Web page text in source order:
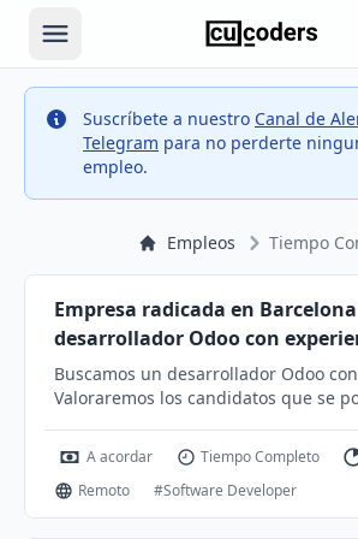
Open main menu
Info Suscríbete a nuestro Canal de
Telegram para no perderte
empleo.
Empleos Tiempo
Empresa radicada en
desarrollador Odoo con
Buscamos un desarrollador Odoo
Valoraremos los candidatos que se
A acordar Tiempo Completo
Remoto
#Software Developer